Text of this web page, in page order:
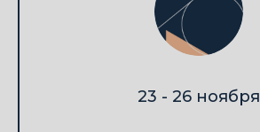
23 - 26 ноября